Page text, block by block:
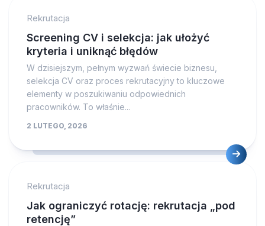
Rekrutacja
Screening CV i selekcja: jak ułożyć
kryteria i uniknąć błędów
W dzisiejszym, pełnym wyzwań świecie biznesu,
selekcja CV oraz proces rekrutacyjny to kluczowe
elementy w poszukiwaniu odpowiednich
pracowników. To właśnie...
2 LUTEGO, 2026
Rekrutacja
Jak ograniczyć rotację: rekrutacja „pod
retencję”